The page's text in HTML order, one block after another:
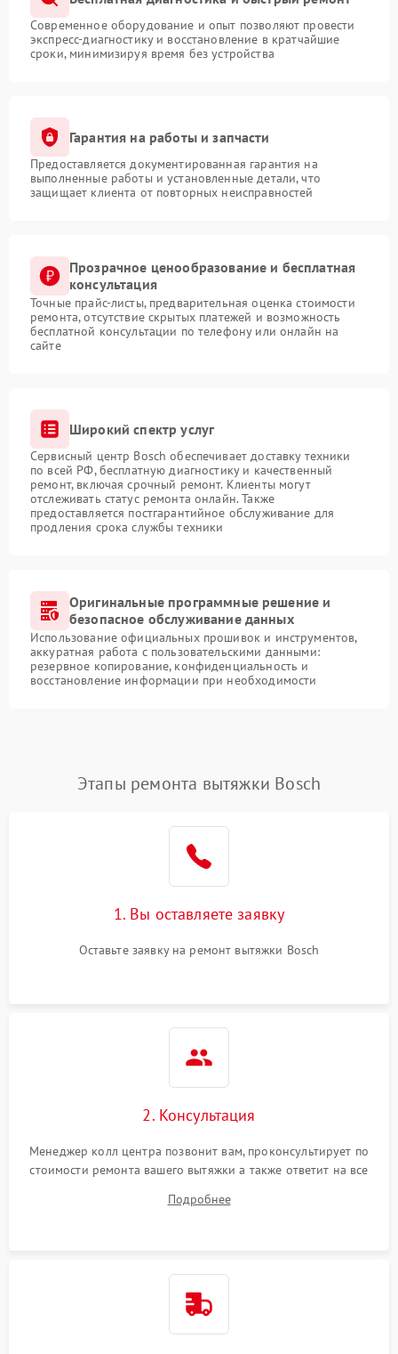
Современное оборудование и опыт позволяют провести
экспресс-диагностику и восстановление в кратчайшие
сроки, минимизируя время без устройства
Гарантия на работы и запчасти
Предоставляется документированная гарантия на
выполненные работы и установленные детали, что
защищает клиента от повторных неисправностей
Прозрачное ценообразование и бесплатная
консультация
Точные прайс-листы, предварительная оценка стоимости
ремонта, отсутствие скрытых платежей и возможность
бесплатной консультации по телефону или онлайн на
сайте
Широкий спектр услуг
Сервисный центр Bosch обеспечивает доставку техники
по всей РФ, бесплатную диагностику и качественный
ремонт, включая срочный ремонт. Клиенты могут
отслеживать статус ремонта онлайн. Также
предоставляется постгарантийное обслуживание для
продления срока службы техники
Оригинальные программные решение и
безопасное обслуживание данных
Использование официальных прошивок и инструментов,
аккуратная работа с пользовательскими данными:
резервное копирование, конфиденциальность и
восстановление информации при необходимости
Этапы ремонта вытяжки Bosch
1. Вы оставляете заявку
Оставьте заявку на ремонт вытяжки Bosch
2. Консультация
Менеджер колл центра позвонит вам, проконсультирует по
стоимости ремонта вашего вытяжки а также ответит на все
Подробнее